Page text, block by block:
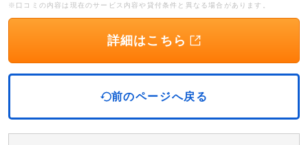
※口コミの内容は現在のサービス内容や貸付条件と異なる場合があります。
詳細はこちら
前のページへ戻る